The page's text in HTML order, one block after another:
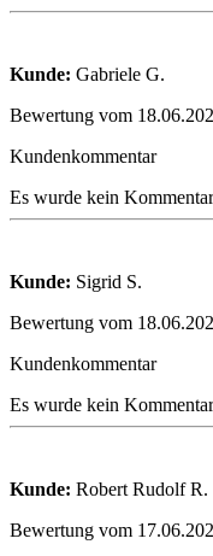
Kunde: Gabriele G.
Bewertung vom
Kundenkommentar
Es wurde kein
Kunde: Sigrid S.
Bewertung vom
Kundenkommentar
Es wurde kein
Kunde: Robert Rudolf R.
Bewertung vom